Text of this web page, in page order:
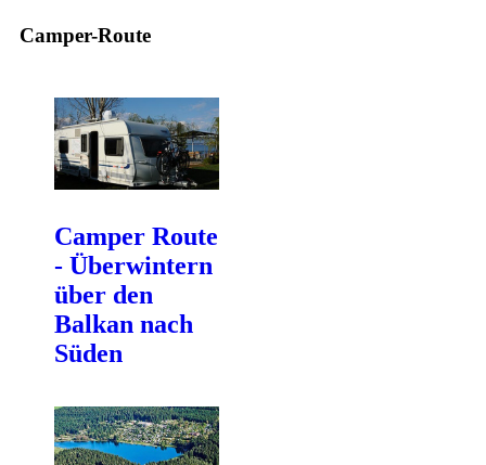
Camper-Route
Camper Route
- Überwintern
über den
Balkan nach
Süden